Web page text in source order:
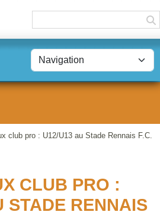
club pro : U12/U13 au Stade Rennais F.C.
CLUB PRO :
STADE RENNAIS